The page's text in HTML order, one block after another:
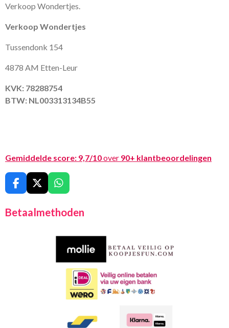
Verkoop Wondertjes.
Verkoop Wondertjes
Tussendonk 154
4878 AM Etten-Leur
KVK: 78288754
BTW: NL003313134B55
Gemiddelde score: 9,7/10over 90+ klantbeoordelingen
F
a
c
e
X
W
h
t
A
Betaalmethoden